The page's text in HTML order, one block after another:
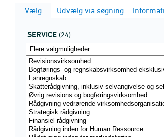
Vælg Udvælg via søgning
SERVICE (24)